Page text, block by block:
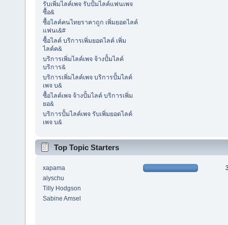
รับเพิ่มไลค์เพจ รับปั้มไลค์แฟนเพจ
ซื้อ&
ซื้อไลค์คนไทยราคาถูก เพิ่มยอดไลค์
แฟนเ&#
ซื้อไลค์ บริการเพิ่มยอดไลค์ เพิ่ม
ไลค์ค&
บริการเพิ่มไลค์เพจ จ้างปั้มไลค์
บริการ&
บริการเพิ่มไลค์เพจ บริการปั้มไลค์
เพจ บ&
ซื้อไลค์เพจ จ้างปั้มไลค์ บริการเพิ่ม
ยอ&
บริการปั้มไลค์เพจ รับเพิ่มยอดไลค์
เพจ บ&
Top Topic Starters
xapama
alyschu
Tilly Hodgson
Sabine Amsel